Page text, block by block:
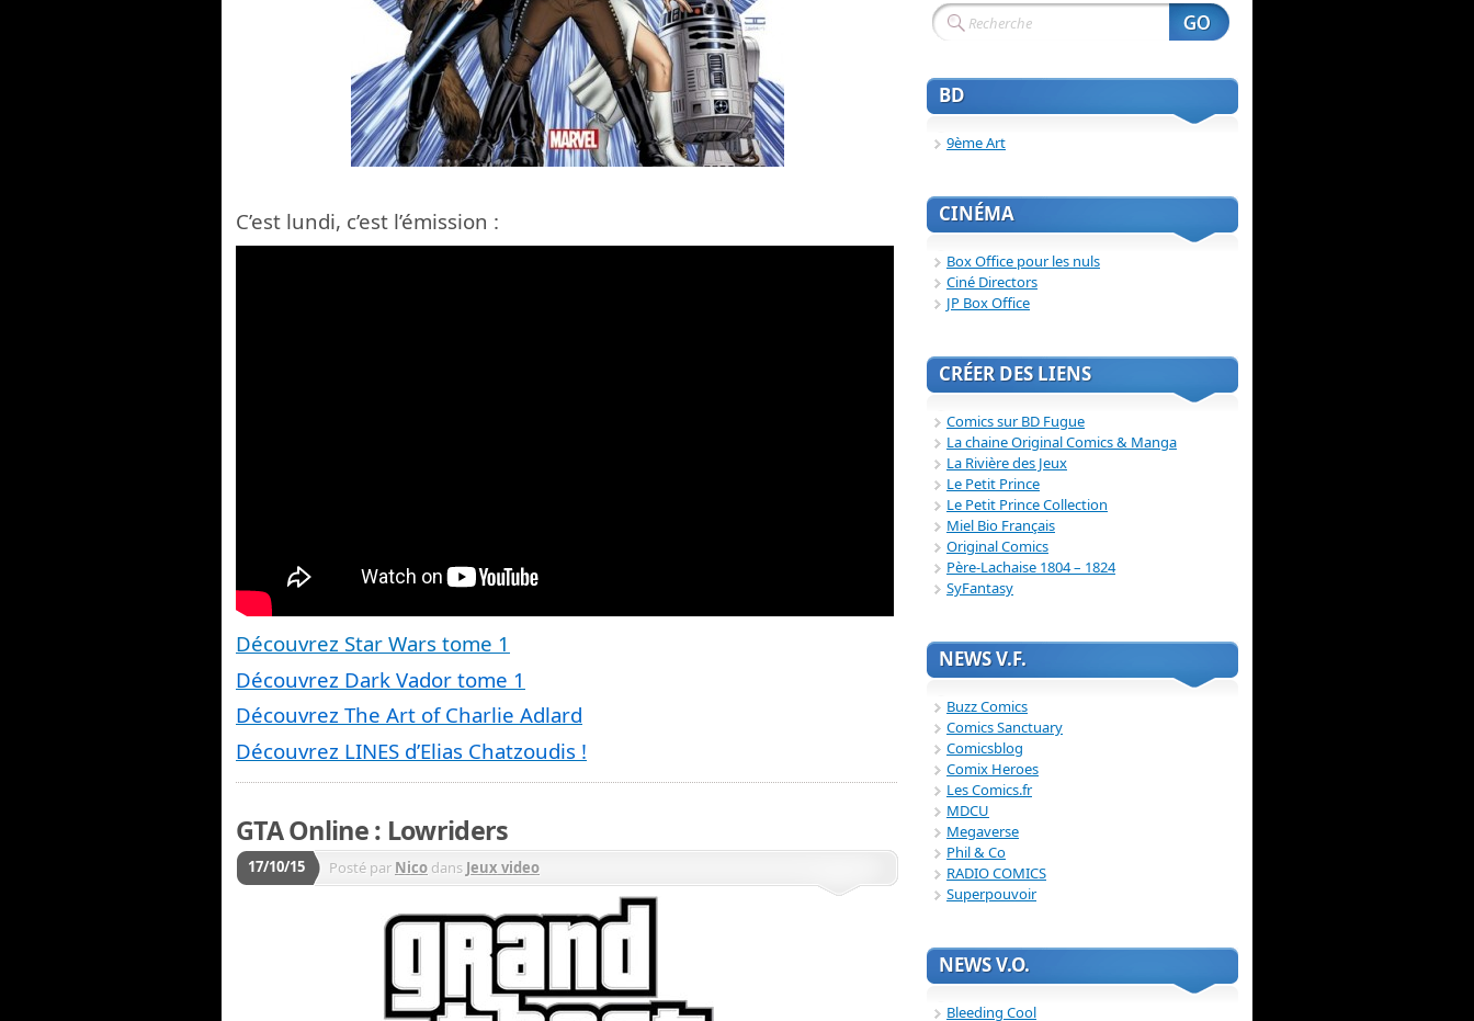
C’est lundi, c’est l’émission :
Découvrez Star Wars tome 1
Découvrez Dark Vador tome 1
Découvrez The Art of Charlie Adlard
Découvrez LINES d’Elias Chatzoudis !
GTA Online : Lowriders
17/10/15 Posté par Nico dans Jeux video
BD
9ème Art
CINÉMA
Box Office pour les nuls
Ciné Directors
JP Box Office
CRÉER DES LIENS
Comics sur BD Fugue
La chaine Original Comics & Manga
La Rivière des Jeux
Le Petit Prince
Le Petit Prince Collection
Miel Bio Français
Original Comics
Père-Lachaise 1804 – 1824
SyFantasy
NEWS V.F.
Buzz Comics
Comics Sanctuary
Comicsblog
Comix Heroes
Les Comics.fr
MDCU
Megaverse
Phil & Co
RADIO COMICS
Superpouvoir
NEWS V.O.
Bleeding Cool